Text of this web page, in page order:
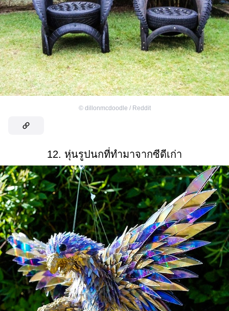
© dillonmcdoodle / Reddit
12. หุ่นรูปนกที่ทำมาจากซีดีเก่า